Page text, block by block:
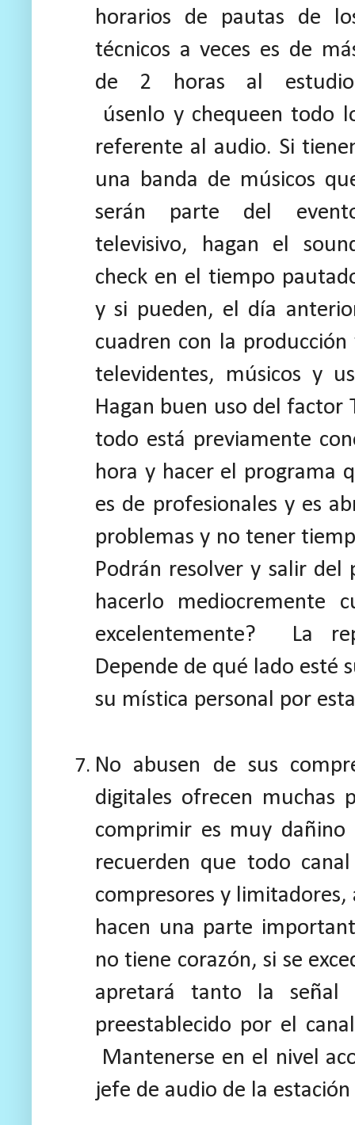
horarios de pautas de
técnicos a veces es de
de 2 horas al
úsenlo y chequeen todo
referente al audio. Si
una banda de músicos
serán parte del
televisivo, hagan el
check en el tiempo
y si pueden, el día
cuadren con la
televidentes, músicos y
Hagan buen uso del factor
todo está previamente
hora y hacer el programa
es de profesionales y es
problemas y no tener
Podrán resolver y salir del
hacerlo mediocremente
excelentemente? La
Depende de qué lado esté
su mística personal por
No abusen de sus
digitales ofrecen muchas
comprimir es muy
recuerden que todo
compresores y
hacen una parte
no tiene corazón, si se
apretará tanto la
preestablecido por el
Mantenerse en el nivel
jefe de audio de la